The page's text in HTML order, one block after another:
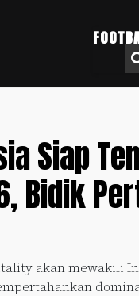
Siap
Bidik
akan mewakili